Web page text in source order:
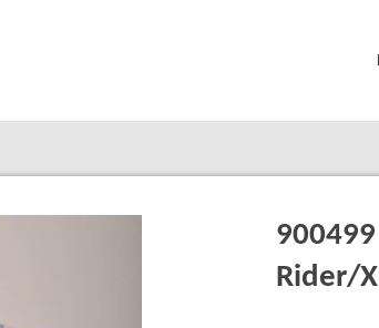
Rider/